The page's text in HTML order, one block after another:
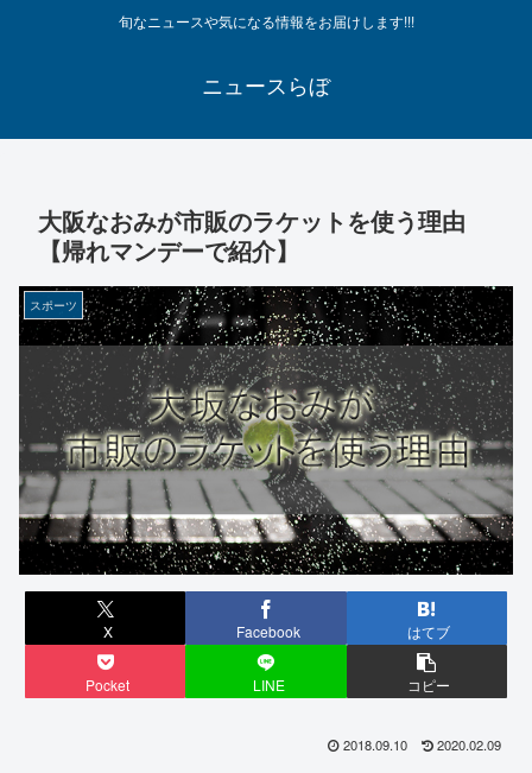
旬なニュースや気になる情報をお届けします!!!
ニュースらぼ
大阪なおみが市販のラケットを使う理由
【帰れマンデーで紹介】
スポーツ
X Facebook はてブ
Pocket LINE コピー
2018.09.10 2020.02.09